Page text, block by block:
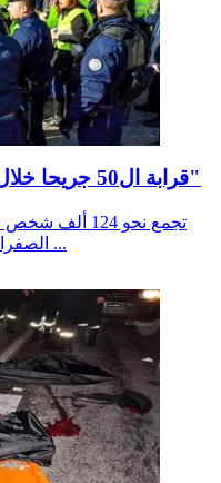
قرابة ال50 جريحا خلال احتجاجات " السترات الصفراء"
تجمع نحو 124
الصفراء" اليوم السبت 17 نوفمبر 2018،احتجا ...